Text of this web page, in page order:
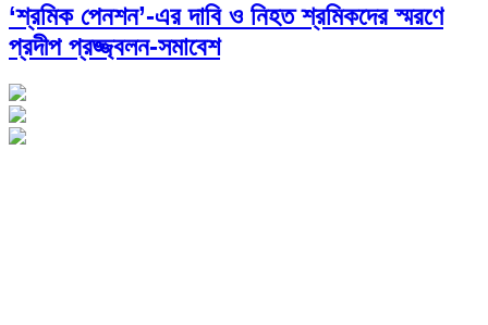
‘শ্রমিক পেনশন’-এর দাবি ও নিহত শ্রমিকদের স্মরণে
প্রদীপ প্রজ্জ্বলন-সমাবেশ